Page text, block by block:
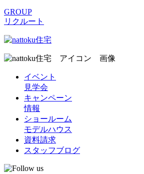
GROUP
リクルート
イベント
見学会
キャンペーン
情報
ショールーム
モデルハウス
資料請求
スタッフブログ